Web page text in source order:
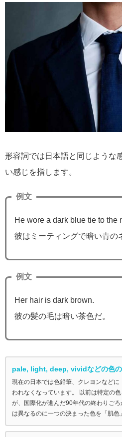
形容詞では日本語と同じような
い感じを指します。
例文
He wore a dark blue tie to the
彼はミーティングで暗い青の
例文
Her hair is dark brown.
彼の髪の毛は暗い茶色だ。
pale, light, deep, vividなどの色
現在の日本では色鉛筆、クレヨンなど
われなくなっています。 以前は特定の
が、国際化が進んだ90年代の終わりご
は異なるのに一つの決まった色を「肌色